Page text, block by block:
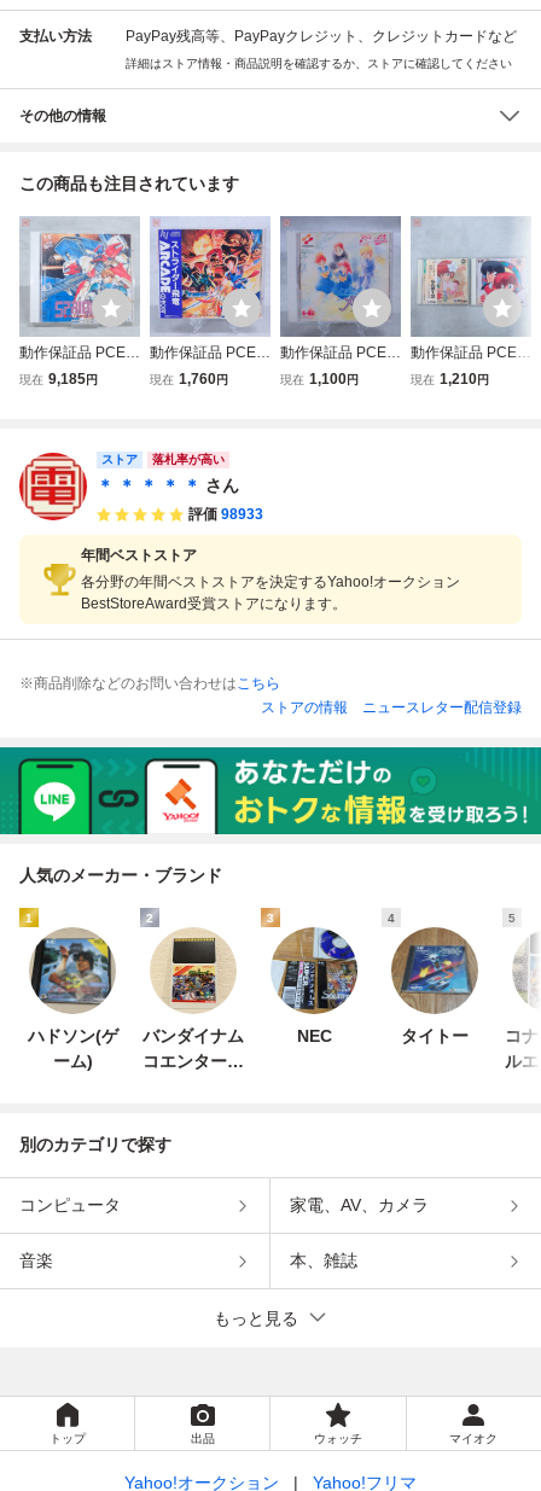
支払い方法 PayPay残高等、PayPayクレジット、クレジットカードなど
詳細はストア情報・商品説明を確認するか、ストアに確認してください
その他の情報
この商品も注目されています
動作保証品 PCE P
Cエンジン SUPE
箱説帯ハガキ付
【10
現在 9,185円
動作保証品 PCE P
Cエンジン ARCA
現在 1,760円
動作保証品 PCE P
Cエンジン SUPE
現在 1,100円
動作保証品 PCE P
Cエンジン CD-RO
現在 1,210円
ストア 落札率が高い
＊ ＊ ＊ ＊ ＊ さん
評価 98933
年間ベストストア
各分野の年間ベストストアを決定するYahoo!オークション
BestStoreAward受賞ストアになります。
※商品削除などのお問い合わせはこちら
ストアの情報
ニュースレター配信登録
人気のメーカー・ブランド
1
ハドソン(ゲ
ーム)
2
バンダイナム
コエンターテ
3
NEC
4
タイトー
5
コ
ル
別のカテゴリで探す
コンピュータ 家電、AV、カメラ
音楽 本、雑誌
もっと見る
トップ 出品 ウォッチ マイオク
Yahoo!オークション Yahoo!フリマ